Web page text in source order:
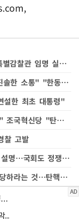
,
여 소장파 첫목회 "김건희 활동중단·특별감찰관 임명 실천 촉구"
친윤·친한 윤 담화에 엇갈린 반응…"진솔한 소통" "한동훈 요구 반영 제대로 안돼"
설한 최초 대통령"
윤 대국민 담화에…민주 "민심 임계점" 조국혁신당 "탄핵만이 답"
찰 고발
추경호 "윤, 논란·의혹 진솔한 태도로 설명…국회도 정쟁 중단해야"(종합)
윤, 시정연설 불참에 "야, 대통령 망신당하라는 것…탄핵·특검 남발, 오지 말라는 것"